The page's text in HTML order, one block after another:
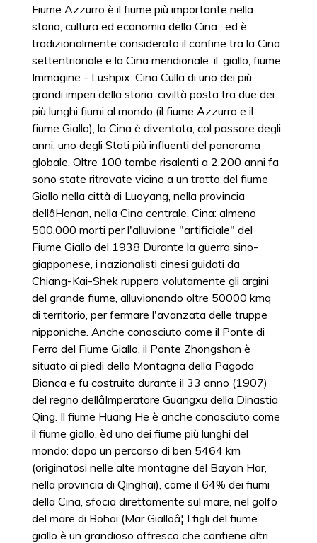
Fiume Azzurro è il fiume più importante nella
storia, cultura ed economia della Cina , ed è
tradizionalmente considerato il confine tra la Cina
settentrionale e la Cina meridionale. il, giallo, fiume
Immagine - Lushpix. Cina Culla di uno dei più
grandi imperi della storia, civiltà posta tra due dei
più lunghi fiumi al mondo (il fiume Azzurro e il
fiume Giallo), la Cina è diventata, col passare degli
anni, uno degli Stati più influenti del panorama
globale. Oltre 100 tombe risalenti a 2.200 anni fa
sono state ritrovate vicino a un tratto del fiume
Giallo nella città di Luoyang, nella provincia
dellâHenan, nella Cina centrale. Cina: almeno
500.000 morti per l'alluvione "artificiale" del
Fiume Giallo del 1938 Durante la guerra sino-
giapponese, i nazionalisti cinesi guidati da
Chiang-Kai-Shek ruppero volutamente gli argini
del grande fiume, alluvionando oltre 50000 kmq
di territorio, per fermare l'avanzata delle truppe
nipponiche. Anche conosciuto come il Ponte di
Ferro del Fiume Giallo, il Ponte Zhongshan è
situato ai piedi della Montagna della Pagoda
Bianca e fu costruito durante il 33 anno (1907)
del regno dellâImperatore Guangxu della Dinastia
Qing. Il fiume Huang He è anche conosciuto come
il fiume giallo, èd uno dei fiume più lunghi del
mondo: dopo un percorso di ben 5464 km
(originatosi nelle alte montagne del Bayan Har,
nella provincia di Qinghai), come il 64% dei fiumi
della Cina, sfocia direttamente sul mare, nel golfo
del mare di Bohai (Mar Gialloâ¦ I figli del fiume
giallo è un grandioso affresco che contiene altri